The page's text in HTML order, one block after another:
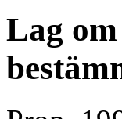
Lag